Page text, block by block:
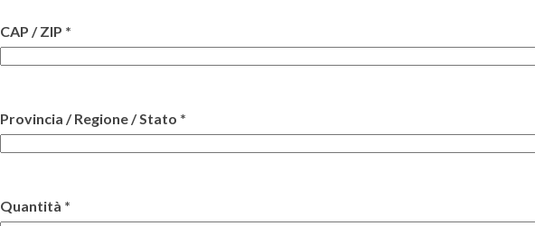
CAP / ZIP *
Provincia / Regione / Stato *
Quantità *